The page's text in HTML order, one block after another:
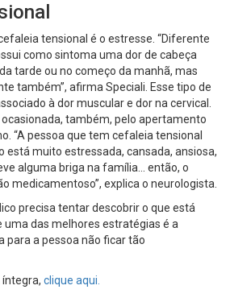
tensional é o estresse. “Diferente
como sintoma uma dor de cabeça
tarde ou no começo da manhã, mas
também”, afirma Speciali. Esse tipo de
à dor muscular e dor na cervical.
também, pelo apertamento
“A pessoa que tem cefaleia tensional
está muito estressada, cansada, ansiosa,
alguma briga na família... então, o
medicamentoso”, explica o neurologista.
precisa tentar descobrir o que está
uma das melhores estratégias é a
para a pessoa não ficar tão
íntegra, clique aqui.